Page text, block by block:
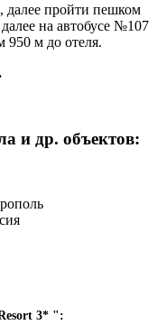
, далее пройти пешком
на автобусе №107
950 м до отеля.
и др. объектов:
3* ":